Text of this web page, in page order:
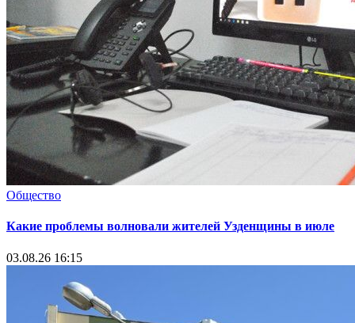
Общество
Какие проблемы волновали жителей Узденщины в июле
03.08.26 16:15